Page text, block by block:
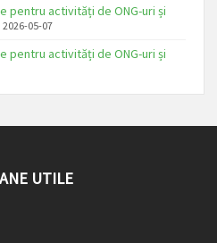
pentru activități de ONG-uri și
2026-05-07
pentru activități de ONG-uri și
UTILE